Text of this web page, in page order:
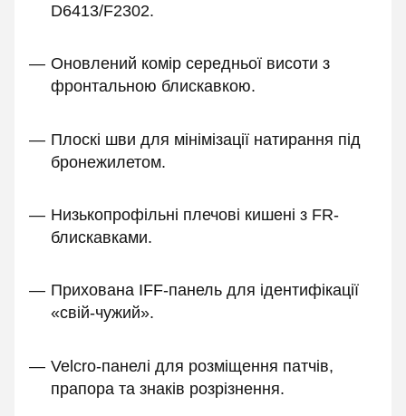
D6413/F2302.
Оновлений комір середньої висоти з
фронтальною блискавкою.
Плоскі шви для мінімізації натирання під
бронежилетом.
Низькопрофільні плечові кишені з FR-
блискавками.
Прихована IFF-панель для ідентифікації
«свій-чужий».
Velcro-панелі для розміщення патчів,
прапора та знаків розрізнення.